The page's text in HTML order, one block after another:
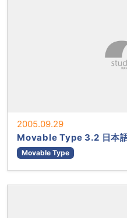
2005.09.29
Movable Type 3.2 日本
Movable Type